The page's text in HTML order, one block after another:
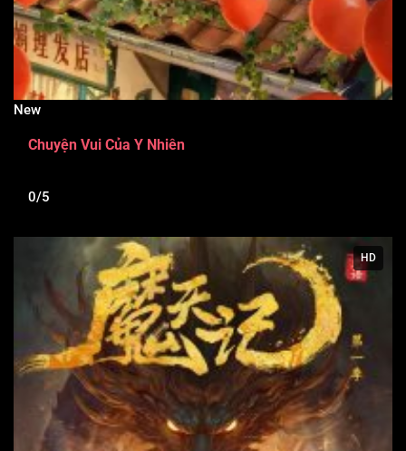
New
Chuyện Vui Của Y Nhiên
0/5
HD